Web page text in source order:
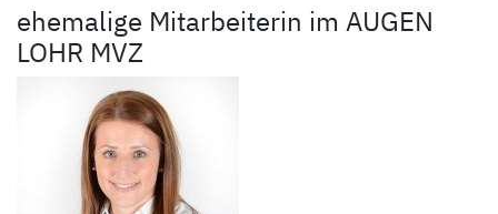
ehemalige Mitarbeiterin im AUGEN
LOHR MVZ